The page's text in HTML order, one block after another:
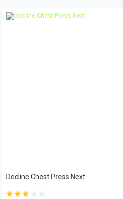
Decline Chest Press Next